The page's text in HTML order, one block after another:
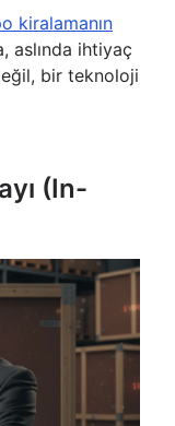
kiralamanın
aslında ihtiyaç
bir teknoloji
(In-